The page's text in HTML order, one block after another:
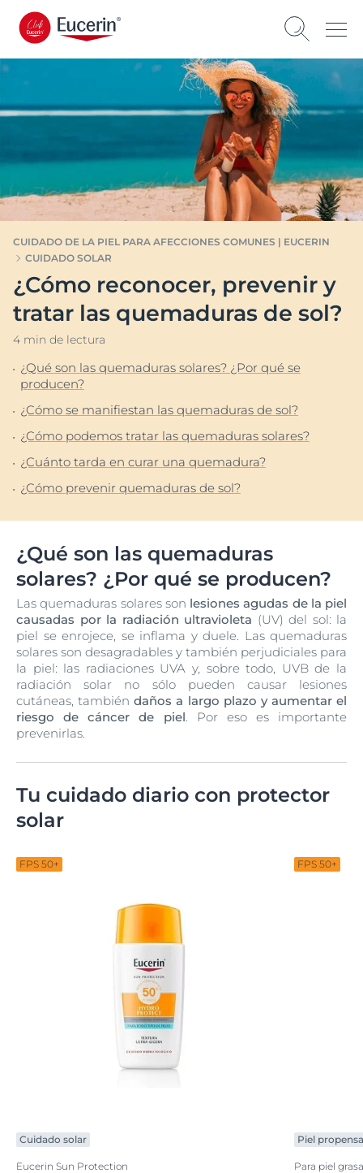
CUIDADO DE LA PIEL PARA AFECCIONES COMUNES | EUCERIN
CUIDADO SOLAR
¿Cómo reconocer, prevenir y
tratar las quemaduras de sol?
4 min de lectura
¿Qué son las quemaduras solares? ¿Por qué se
producen?
¿Cómo se manifiestan las quemaduras de sol?
¿Cómo podemos tratar las quemaduras solares?
¿Cuánto tarda en curar una quemadura?
¿Cómo prevenir quemaduras de sol?
¿Qué son las quemaduras
solares? ¿Por qué se producen?
Las quemaduras solares son lesiones agudas de la piel
causadas por la radiación ultravioleta (UV) del sol: la
piel se enrojece, se inflama y duele. Las quemaduras
solares son desagradables y también perjudiciales para
la piel: las radiaciones UVA y, sobre todo, UVB de la
radiación solar no sólo pueden causar lesiones
cutáneas, tambiéndaños a largo plazo y aumentar el
riesgo de cáncer de piel. Por eso es importante
prevenirlas.
Tu cuidado diario con protector
solar
FPS 50+
Cuidado solar
Eucerin Sun Protection
FPS 50+
Piel
Para piel